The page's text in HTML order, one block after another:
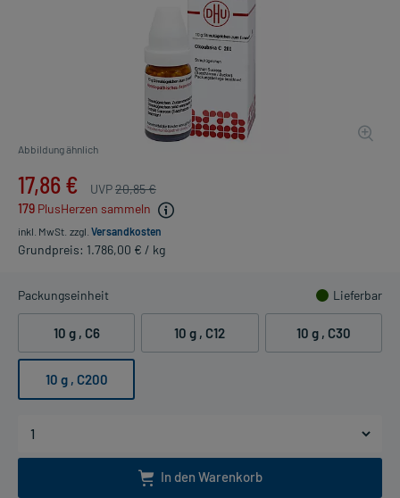
Abbildung ähnlich
17,86 € UVP20,85 €
179 PlusHerzen sammeln
inkl. MwSt. zzgl. Versandkosten
Grundpreis: 1.786,00 € / kg
Packungseinheit Lieferbar
10 g , C6 10 g , C12 10 g , C30
10 g , C200
In den Warenkorb